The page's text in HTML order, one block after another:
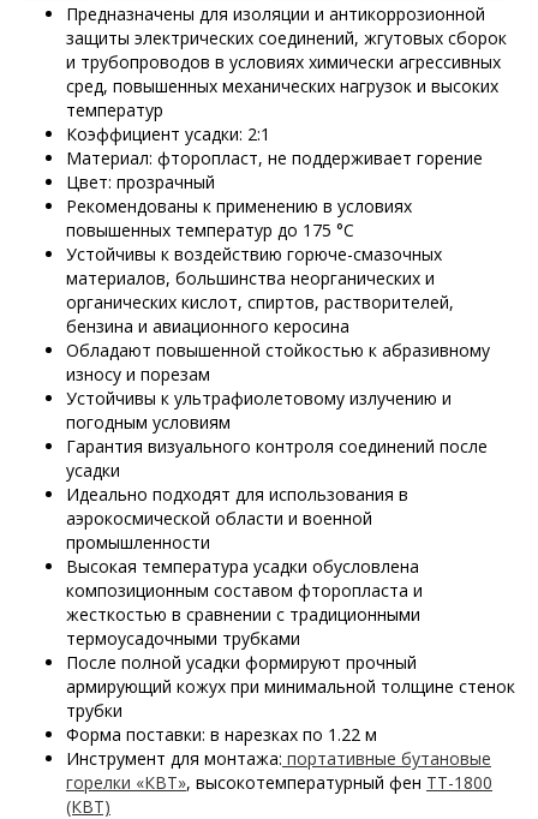
Предназначены для изоляции и антикоррозионной
защиты электрических соединений, жгутовых сборок
и трубопроводов в условиях химически агрессивных
сред, повышенных механических нагрузок и высоких
температур
Коэффициент усадки: 2:1
Материал: фторопласт, не поддерживает горение
Цвет: прозрачный
Рекомендованы к применению в условиях
повышенных температур до 175 °C
Устойчивы к воздействию горюче-смазочных
материалов, большинства неорганических и
органических кислот, спиртов, растворителей,
бензина и авиационного керосина
Обладают повышенной стойкостью к абразивному
износу и порезам
Устойчивы к ультрафиолетовому излучению и
погодным условиям
Гарантия визуального контроля соединений после
усадки
Идеально подходят для использования в
аэрокосмической области и военной
промышленности
Высокая температура усадки обусловлена
композиционным составом фторопласта и
жесткостью в сравнении с традиционными
термоусадочными трубками
После полной усадки формируют прочный
армирующий кожух при минимальной толщине стенок
трубки
Форма поставки: в нарезках по 1.22 м
Инструмент для монтажа: портативные бутановые
горелки «КВТ», высокотемпературный фен ТТ-1800
(КВТ)